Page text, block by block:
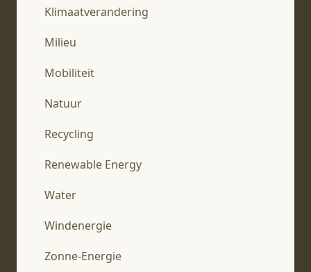
Klimaatverandering
Milieu
Mobiliteit
Natuur
Recycling
Renewable Energy
Water
Windenergie
Zonne-Energie